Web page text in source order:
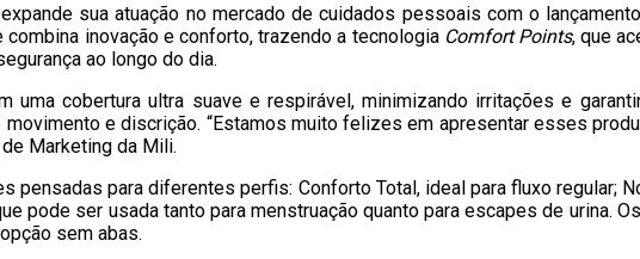
sua atuação no mercado de cuidados pessoais com o
inovação e conforto, trazendo a tecnologia Comfort Points, que
ao longo do dia.
uma cobertura ultra suave e respirável, minimizando irritações e
e discrição. “Estamos muito felizes em apresentar esses
Marketing da Mili.
pensadas para diferentes perfis: Conforto Total, ideal para fluxo regular;
pode ser usada tanto para menstruação quanto para escapes de urina.
sem abas.